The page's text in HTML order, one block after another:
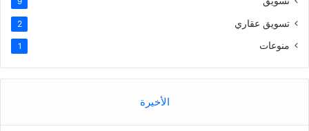
تسويق عقاري 2
منوعات 1
الأخيرة